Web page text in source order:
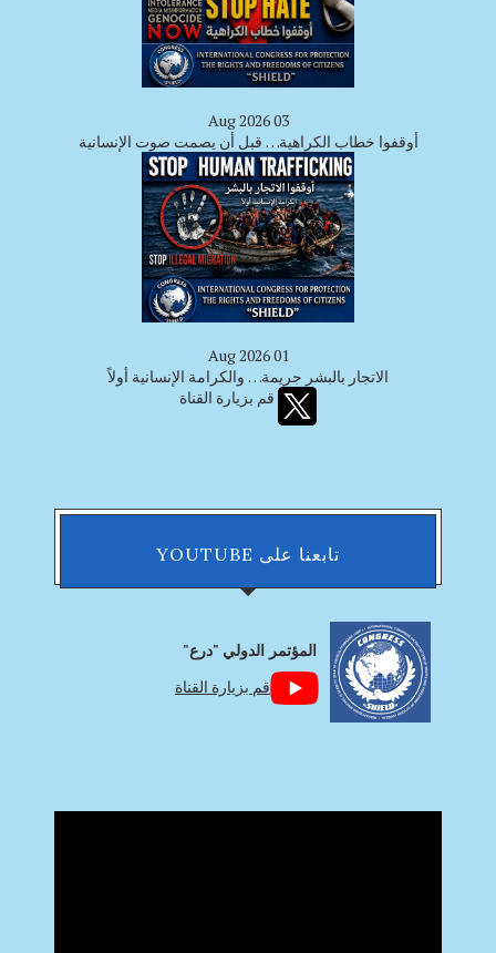
03 Aug 2026
أوقفوا خطاب الكراهية… قبل أن يصمت صوت الإنسانية
01 Aug 2026
الاتجار بالبشر جريمة… والكرامة الإنسانية أولاً
قم بزيارة القناة
تابعنا على YOUTUBE
المؤتمر الدولي "درع"
قم بزيارة القناة